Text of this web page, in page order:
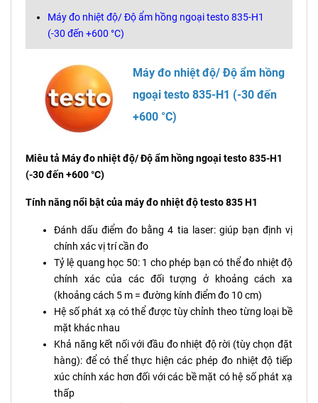
Máy đo nhiệt độ/ Độ ẩm hồng ngoại testo 835-H1
(-30 đến +600 °C)
Máy đo nhiệt độ/ Độ ẩm hồng
ngoại testo 835-H1 (-30 đến
+600 °C)
Miêu tả Máy đo nhiệt độ/ Độ ẩm hồng ngoại testo 835-H1
(-30 đến +600 °C)
Tính năng nổi bật của máy đo nhiệt độ testo 835 H1
Đánh dấu điểm đo bằng 4 tia laser: giúp bạn định vị
chính xác vị trí cần đo
Tỷ lệ quang học 50: 1 cho phép bạn có thể đo nhiệt độ
chính xác của các đối tượng ở khoảng cách xa
(khoảng cách 5 m = đường kính điểm đo 10 cm)
Hệ số phát xạ có thể được tùy chỉnh theo từng loại bề
mặt khác nhau
Khả năng kết nối với đầu đo nhiệt độ rời (tùy chọn đặt
hàng): để có thể thực hiện các phép đo nhiệt độ tiếp
xúc chính xác hơn đối với các bề mặt có hệ số phát xạ
thấp